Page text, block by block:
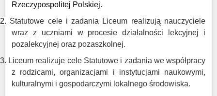
Rzeczypospolitej Polskiej.
2. Statutowe cele i zadania Liceum realizują nauczyciele
wraz z uczniami w procesie działalności lekcyjnej i
pozalekcyjnej oraz pozaszkolnej.
3. Liceum realizuje cele Statutowe i zadania we współpracy
z rodzicami, organizacjami i instytucjami naukowymi,
kulturalnymi i gospodarczymi lokalnego środowiska.